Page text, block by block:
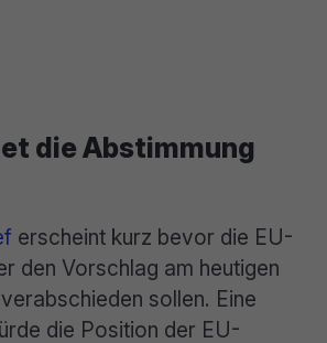
die Abstimmung
erscheint kurz bevor die EU-
den Vorschlag am heutigen
sollen. Eine
die Position der EU-